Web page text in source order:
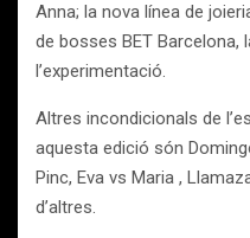
Anna; la nova línea de
de bosses BET Barcelona,
l’experimentació.
Altres incondicionals de
aquesta edició són
Pinc, Eva vs Maria ,
d’altres.